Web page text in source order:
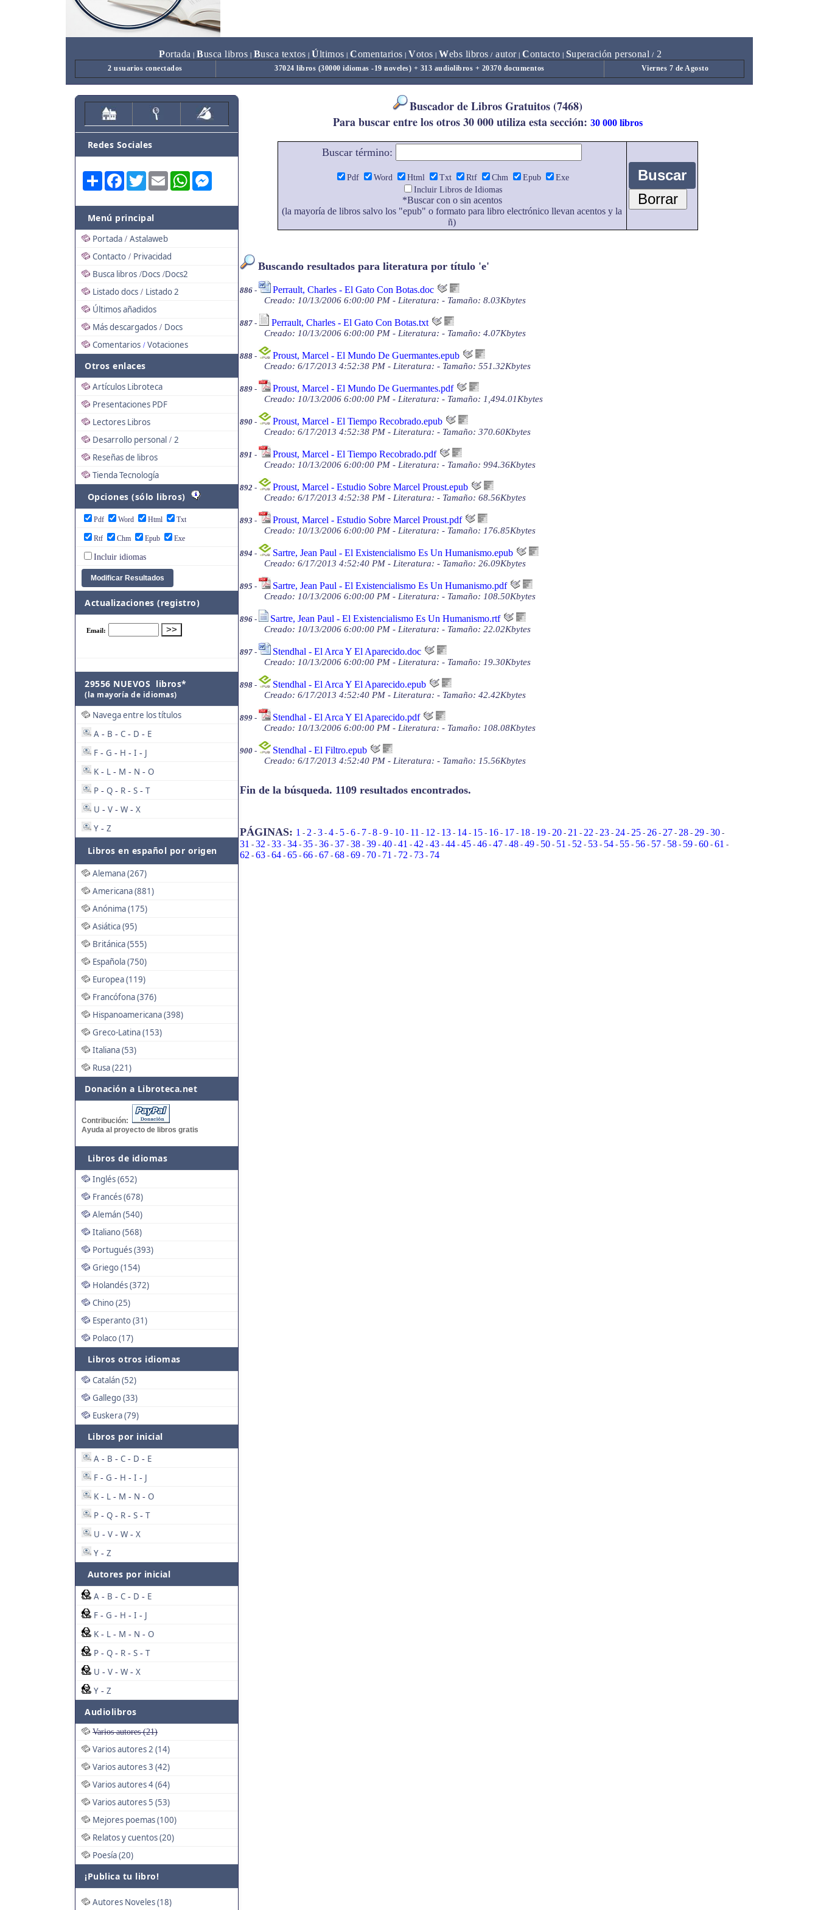
Portada Busca libros Busca textos Últimos |Comentarios Votos Webs libros / autor|Contacto Superación personal / 2
2 usuarios conectados 37024 libros (30000 idiomas -19 noveles) + 313 audiolibros + 20370 documentos Viernes 7 de Agosto
Redes Sociales
Share FacebookTwitterEmail WhatsApp
Menú principal
Portada / Astalaweb
Contacto / Privacidad
Busca libros /Docs /Docs2
Listado docs / Listado 2
Últimos añadidos
Más descargados / Docs
Comentarios / Votaciones
Otros enlaces
Artículos Libroteca
Presentaciones PDF
Lectores Libros
Desarrollo personal / 2
Reseñas de libros
Tienda Tecnología
Opciones (sólo libros)
Pdf Word Html Txt
Rtf Chm Epub Exe
Incluir idiomas
Actualizaciones (registro)
29556 NUEVOS libros*
(la mayoría de idiomas)
Navega entre los títulos
A - B - C - D - E
F - G - H - I - J
K - L - M - N - O
P - Q - R - S - T
U - V - W - X
Y - Z
Libros en español por origen
Alemana (267)
Americana (881)
Anónima (175)
Asiática (95)
Británica (555)
Española (750)
Europea (119)
Francófona (376)
Hispanoamericana (398)
Greco-Latina (153)
Italiana (53)
Rusa (221)
Donación a Libroteca.net
Contribución:
Ayuda al proyecto de libros gratis
Libros de idiomas
Inglés (652)
Francés (678)
Alemán (540)
Italiano (568)
Portugués (393)
Griego (154)
Holandés (372)
Chino (25)
Esperanto (31)
Polaco (17)
Libros otros idiomas
Catalán (52)
Gallego (33)
Euskera (79)
Libros por inicial
A - B - C - D - E
F - G - H - I - J
K - L - M - N - O
P - Q - R - S - T
U - V - W - X
Y - Z
Autores por inicial
A - B - C - D - E
F - G - H - I - J
K - L - M - N - O
P - Q - R - S - T
U - V - W - X
Y - Z
Audiolibros
Varios autores (21)
Varios autores 2 (14)
Varios autores 3 (42)
Varios autores 4 (64)
Varios autores 5 (53)
Mejores poemas (100)
Relatos y cuentos (20)
Poesía (20)
¡Publica tu libro!
Autores Noveles (18)
Buscador de Libros Gratuitos (7468)
Para buscar entre los otros 30 000 utiliza esta sección: 30 000 libros
Buscar término:
Pdf Word Html Txt Rtf Chm Epub
Exe
Incluir Libros de Idiomas
*Buscar con o sin acentos
(la mayoría de libros salvo los "epub" o formato para libro electrónico llevan acentos y la
ñ)
Buscando resultados para literatura por título 'e'
886 - Perrault, Charles - El Gato Con Botas.doc
Creado: 10/13/2006 6:00:00 PM - Literatura: - Tamaño: 8.03Kbytes
887 - Perrault, Charles - El Gato Con Botas.txt
Creado: 10/13/2006 6:00:00 PM - Literatura: - Tamaño: 4.07Kbytes
888 - Proust, Marcel - El Mundo De Guermantes.epub
Creado: 6/17/2013 4:52:38 PM - Literatura: - Tamaño: 551.32Kbytes
889 - Proust, Marcel - El Mundo De Guermantes.pdf
Creado: 10/13/2006 6:00:00 PM - Literatura: - Tamaño: 1,494.01Kbytes
890 - Proust, Marcel - El Tiempo Recobrado.epub
Creado: 6/17/2013 4:52:38 PM - Literatura: - Tamaño: 370.60Kbytes
891 - Proust, Marcel - El Tiempo Recobrado.pdf
Creado: 10/13/2006 6:00:00 PM - Literatura: - Tamaño: 994.36Kbytes
892 - Proust, Marcel - Estudio Sobre Marcel Proust.epub
Creado: 6/17/2013 4:52:38 PM - Literatura: - Tamaño: 68.56Kbytes
893 - Proust, Marcel - Estudio Sobre Marcel Proust.pdf
Creado: 10/13/2006 6:00:00 PM - Literatura: - Tamaño: 176.85Kbytes
894 - Sartre, Jean Paul - El Existencialismo Es Un Humanismo.epub
Creado: 6/17/2013 4:52:40 PM - Literatura: - Tamaño: 26.09Kbytes
895 - Sartre, Jean Paul - El Existencialismo Es Un Humanismo.pdf
Creado: 10/13/2006 6:00:00 PM - Literatura: - Tamaño: 108.50Kbytes
896 - Sartre, Jean Paul - El Existencialismo Es Un Humanismo.rtf
Creado: 10/13/2006 6:00:00 PM - Literatura: - Tamaño: 22.02Kbytes
897 - Stendhal - El Arca Y El Aparecido.doc
Creado: 10/13/2006 6:00:00 PM - Literatura: - Tamaño: 19.30Kbytes
898 - Stendhal - El Arca Y El Aparecido.epub
Creado: 6/17/2013 4:52:40 PM - Literatura: - Tamaño: 42.42Kbytes
899 - Stendhal - El Arca Y El Aparecido.pdf
Creado: 10/13/2006 6:00:00 PM - Literatura: - Tamaño: 108.08Kbytes
900 - Stendhal - El Filtro.epub
Creado: 6/17/2013 4:52:40 PM - Literatura: - Tamaño: 15.56Kbytes
Fin de la búsqueda. 1109 resultados encontrados.
PÁGINAS: 1 - 2 - 3 - 4 - 5 - 6 - 7 - 8 - 9 - 10 - 11 - 12 - 13 - 14 - 15 - 16 - 17 - 18 - 19 - 20 - 21 - 22 - 23 - 24 - 25 - 26 - 27 - 28 - 29 - 30 -
31 - 32 - 33 - 34 - 35 - 36 - 37 - 38 - 39 - 40 - 41 - 42 - 43 - 44 - 45 - 46 - 47 - 48 - 49 - 50 - 51 - 52 - 53 - 54 - 55 - 56 - 57 - 58 - 59 - 60 - 61 -
62 - 63 - 64 - 65 - 66 - 67 - 68 - 69 - 70 - 71 - 72 - 73 - 74